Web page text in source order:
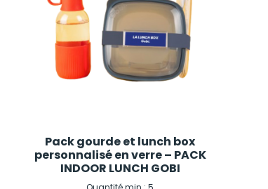
Pack gourde et lunch box
personnalisé en verre – PACK
INDOOR LUNCH GOBI